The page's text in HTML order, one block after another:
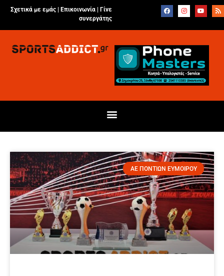
Σχετικά με εμάς | Επικοινωνία
Γίνε
συνεργάτης
ΑΕ ΠΟΝΤΙΩΝ ΕΥΜΟΙΡΟΥ